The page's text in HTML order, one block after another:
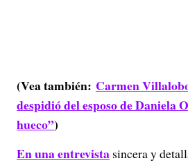
(Vea también: Carmen
despidió del esposo de Daniela
hueco”)
En una entrevista sincera y